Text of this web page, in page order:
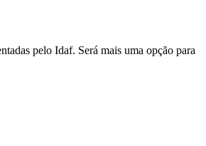
pelo Idaf. Será mais uma opção para